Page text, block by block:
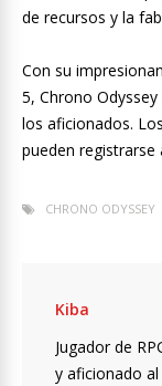
de recursos y la
Con su
5, Chrono
los aficionados.
pueden registrarse
CHRONO ODYSSEY
Kiba
Jugador de
y aficionado